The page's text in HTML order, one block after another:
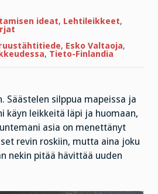
ideat, Lehtileikkeet,
, Esko Valtaoja,
, Tieto-Finlandia
Säästelen silppua mapeissa ja
käyn leikkeitä läpi ja huomaan,
asia on menettänyt
revin roskiin, mutta aina joku
nekin pitää hävittää uuden